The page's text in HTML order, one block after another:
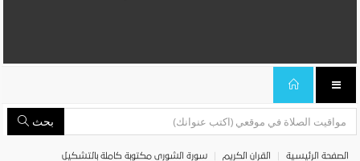
بحث
الصفحة الرئيسية القران الكريم سورة الشورى مكتوبة كاملة بالتشكيل